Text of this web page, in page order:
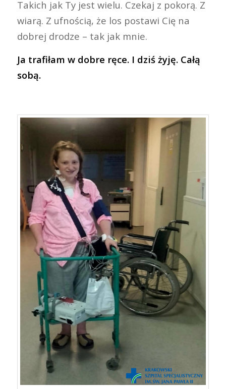
Takich jak Ty jest wielu. Czekaj z pokorą. Z
wiarą. Z ufnością, że los postawi Cię na
dobrej drodze – tak jak mnie.
Ja trafiłam w dobre ręce. I dziś żyję. Całą
sobą.